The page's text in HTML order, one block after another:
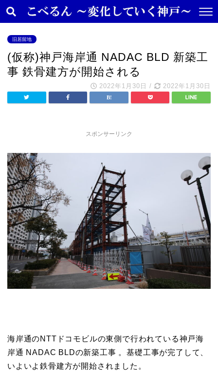
旧居留地
(仮称)神戸海岸通 NADAC BLD 新築工
事 鉄骨建方が開始される
2022年1月30日 / 2022年1月30日
スポンサーリンク
海岸通のNTTドコモビルの東側で行われている神戸海
岸通 NADAC BLDの新築工事 。基礎工事が完了して、
いよいよ鉄骨建方が開始されました。